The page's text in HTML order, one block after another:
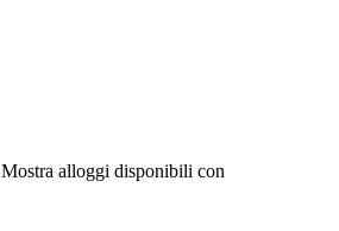
Mostra alloggi disponibili con